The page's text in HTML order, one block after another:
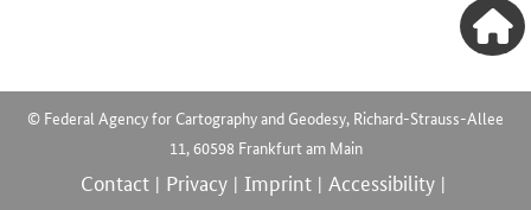
© Federal Agency for Cartography and Geodesy, Richard-Strauss-Allee
11, 60598 Frankfurt am Main
Contact | Privacy | Imprint | Accessibility |